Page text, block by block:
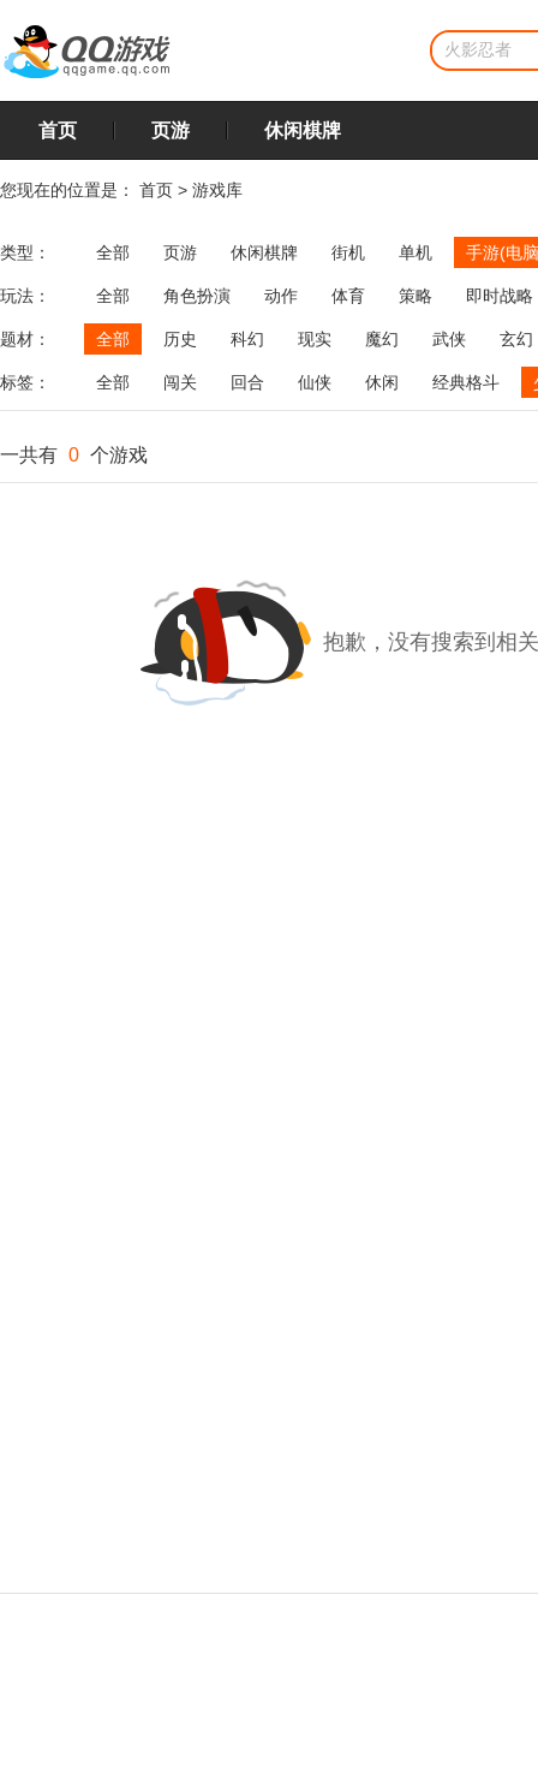
首页 页游 休闲棋牌
您现在的位置是： 首页 > 游戏库
类型： 全部 页游 休闲棋牌 街机 单机 手游(电
玩法： 全部 角色扮演 动作 体育 策略
即时战略
飞行
恋爱 第三人称射击 棋类 牌类 麻将
题材： 全部 历史 科幻 现实 魔幻 武侠 玄幻
标签： 全部 闯关 回合 仙侠 休闲 经典格斗
一共有 0 个游戏
抱歉，没有搜索到相